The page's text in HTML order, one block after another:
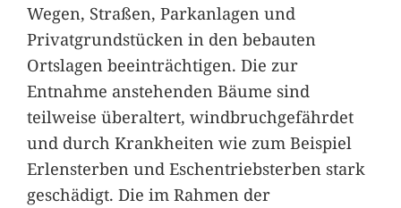
Wegen, Straßen, Parkanlagen und
Privatgrundstücken in den bebauten
Ortslagen beeinträchtigen. Die zur
Entnahme anstehenden Bäume sind
teilweise überaltert, windbruchgefährdet
und durch Krankheiten wie zum Beispiel
Erlensterben und Eschentriebsterben stark
geschädigt. Die im Rahmen der